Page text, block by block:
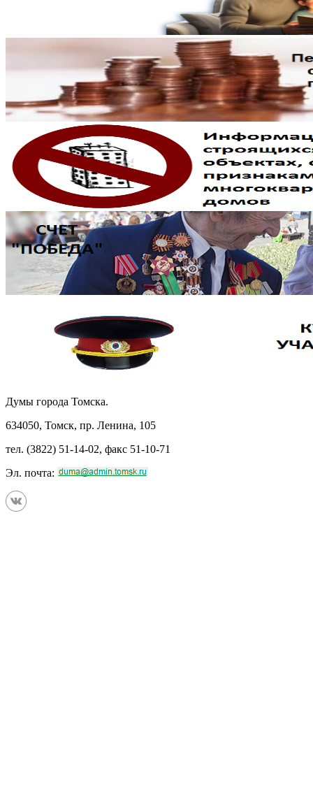
Думы города Томска.
634050, Томск, пр. Ленина, 105
тел. (3822) 51-14-02, факс 51-10-71
Эл. почта: